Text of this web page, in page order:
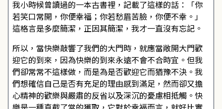
我小時候曾讀過的一本古書裡，記載了這樣的話：「你
若笑口常開，你便幸福；你若愁眉苦臉，你便不幸。」
這格言是多麼簡潔，正因其簡潔，我才一直沒有忘記。
所以，當快樂敲響了我們的大門時，就應當敞開大門歡
迎它的到來，因為快樂的到來永遠不會不合時宜。但我
們卻常常不這樣做，而是為是否歡迎它而猶豫不決。我
們想確信自己是否有充足的理由感到滿足，然而卻又擔
心精神的歡樂與嚴肅的反省以及深沉的憂慮相抵觸。快